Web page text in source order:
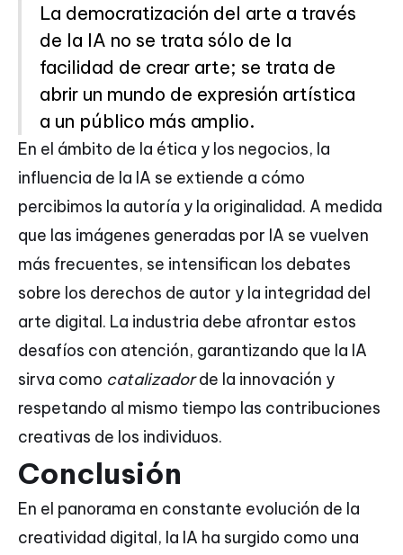
La democratización del arte a través
de la IA no se trata sólo de la
facilidad de crear arte; se trata de
abrir un mundo de expresión artística
a un público más amplio.
En el ámbito de la ética y los negocios, la
influencia de la IA se extiende a cómo
percibimos la autoría y la originalidad. A medida
que las imágenes generadas por IA se vuelven
más frecuentes, se intensifican los debates
sobre los derechos de autor y la integridad del
arte digital. La industria debe afrontar estos
desafíos con atención, garantizando que la IA
sirva como catalizadorde la innovación y
respetando al mismo tiempo las contribuciones
creativas de los individuos.
Conclusión
En el panorama en constante evolución de la
creatividad digital, la IA ha surgido como una